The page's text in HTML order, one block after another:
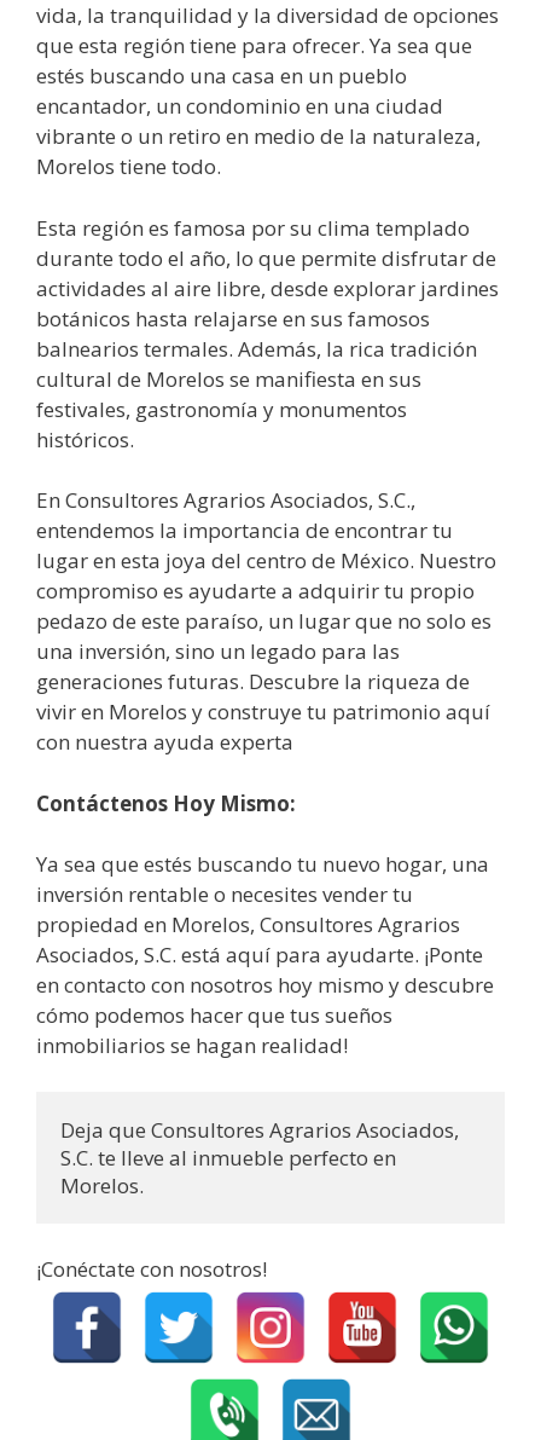
vida, la tranquilidad y la diversidad de opciones
que esta región tiene para ofrecer. Ya sea que
estés buscando una casa en un pueblo
encantador, un condominio en una ciudad
vibrante o un retiro en medio de la naturaleza,
Morelos tiene todo.
Esta región es famosa por su clima templado
durante todo el año, lo que permite disfrutar de
actividades al aire libre, desde explorar jardines
botánicos hasta relajarse en sus famosos
balnearios termales. Además, la rica tradición
cultural de Morelos se manifiesta en sus
festivales, gastronomía y monumentos
históricos.
En Consultores Agrarios Asociados, S.C.,
entendemos la importancia de encontrar tu
lugar en esta joya del centro de México. Nuestro
compromiso es ayudarte a adquirir tu propio
pedazo de este paraíso, un lugar que no solo es
una inversión, sino un legado para las
generaciones futuras. Descubre la riqueza de
vivir en Morelos y construye tu patrimonio aquí
con nuestra ayuda experta
Contáctenos Hoy Mismo:
Ya sea que estés buscando tu nuevo hogar, una
inversión rentable o necesites vender tu
propiedad en Morelos, Consultores Agrarios
Asociados, S.C. está aquí para ayudarte. ¡Ponte
en contacto con nosotros hoy mismo y descubre
cómo podemos hacer que tus sueños
inmobiliarios se hagan realidad!
Deja que Consultores Agrarios Asociados,
S.C. te lleve al inmueble perfecto en
Morelos.
¡Conéctate con nosotros!